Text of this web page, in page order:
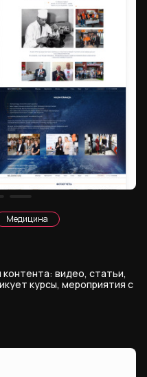
Медицина
видео, статьи,
курсы, мероприятия с